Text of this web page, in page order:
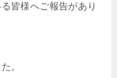
皆様へご報告があり
。